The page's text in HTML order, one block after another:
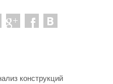
конструкций